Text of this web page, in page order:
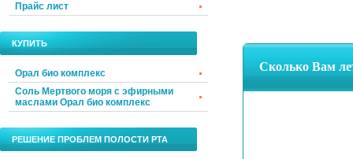
Прайс лист
КУПИТЬ
Орал био комплекс
Соль Мертвого моря с эфирными
маслами Орал био комплекс
РЕШЕНИЕ ПРОБЛЕМ ПОЛОСТИ РТА